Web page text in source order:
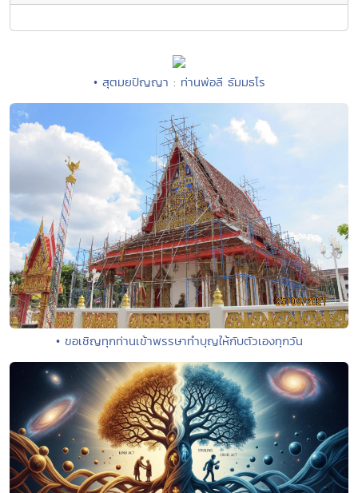
• สุตมยปัญญา : ท่านพ่อลี ธัมมธโร
• ขอเชิญทุกท่านเข้าพรรษาทำบุญให้กับตัวเองทุกวัน